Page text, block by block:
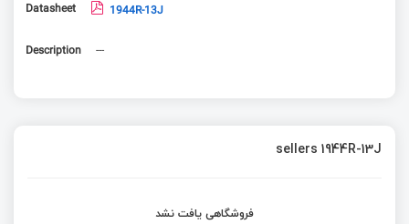
Datasheet 1944R-13J
Description ---
sellers 1944R-13J
فروشگاهی یافت نشد